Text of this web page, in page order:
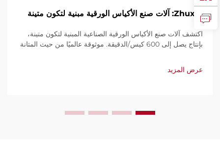
Zhuxin: آلات صنع الأكياس الورقية مبنية لتكون متينة
اكتشف آلات صنع الأكياس الورقية الصناعية المبنية لتكون متينة،
بإنتاج يصل إلى 600 كيس/الدقيقة. موثوقة عالميًا من حيث المتانة
وخدمة سريعة. اطلب عرض سعر اليوم.
عرض المزيد